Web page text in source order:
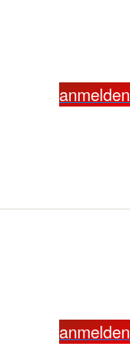
anmelden
anmelden